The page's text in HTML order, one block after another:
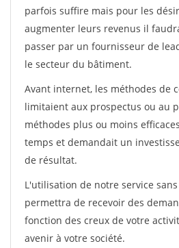
parfois suffire mais pour les
augmenter leurs revenus il
passer par un fournisseur de
le secteur du bâtiment.
Avant internet, les méthodes de
limitaient aux prospectus ou au
méthodes plus ou moins
temps et demandait un
de résultat.
L'utilisation de notre service
permettra de recevoir des
fonction des creux de votre
avenir à votre société.